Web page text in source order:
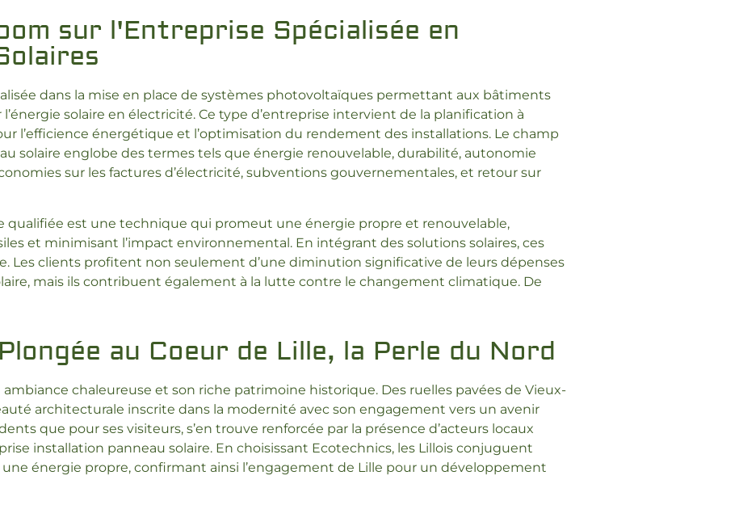
sur l'Entreprise Spécialisée en
dans la mise en place de systèmes photovoltaïques permettant aux bâtiments
solaire en électricité. Ce type d’entreprise intervient de la planification à
l’efficience énergétique et l’optimisation du rendement des installations. Le champ
solaire englobe des termes tels que énergie renouvelable, durabilité, autonomie
sur les factures d’électricité, subventions gouvernementales, et retour sur
qualifiée est une technique qui promeut une énergie propre et renouvelable,
et minimisant l’impact environnemental. En intégrant des solutions solaires, ces
Les clients profitent non seulement d’une diminution significative de leurs dépenses
mais ils contribuent également à la lutte contre le changement climatique. De
au Coeur de Lille, la Perle du Nord
chaleureuse et son riche patrimoine historique. Des ruelles pavées de Vieux-
architecturale inscrite dans la modernité avec son engagement vers un avenir
que pour ses visiteurs, s’en trouve renforcée par la présence d’acteurs locaux
installation panneau solaire. En choisissant Ecotechnics, les Lillois conjuguent
énergie propre, confirmant ainsi l’engagement de Lille pour un développement